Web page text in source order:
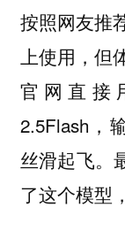
按照网友推
上使用，但
官网直接
2.5Flash，
丝滑起飞。
了这个模型